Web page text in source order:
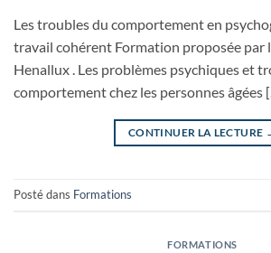
Les troubles du comportement en
travail cohérent Formation proposée par
Henallux . Les problèmes psychiques et
comportement chez les personnes âgées
CONTINUER LA LECTURE
Posté dans Formations
FORMATIONS